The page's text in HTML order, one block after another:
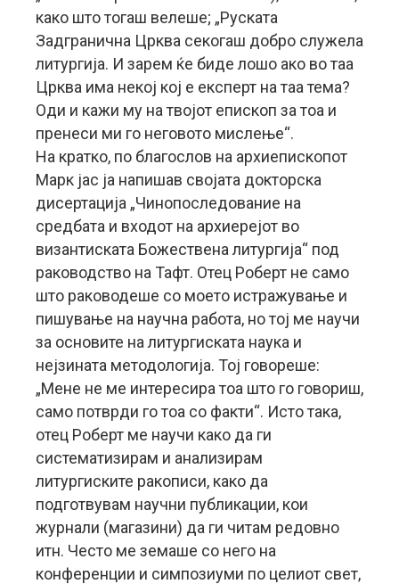
како што тогаш велеше; „Руската
Задгранична Црква секогаш добро служела
литургија. И зарем ќе биде лошо ако во таа
Црква има некој кој е експерт на таа тема?
Оди и кажи му на твојот епископ за тоа и
пренеси ми го неговото мислење“.
На кратко, по благослов на архиепископот
Марк јас ја напишав својата докторска
дисертација „Чинопоследование на
средбата и входот на архиерејот во
византиската Божествена литургија“ под
раководство на Тафт. Отец Роберт не само
што раководеше со моето истражување и
пишување на научна работа, но тој ме научи
за основите на литургиската наука и
нејзината методологија. Тој говореше:
„Мене не ме интересира тоа што го говориш,
само потврди го тоа со факти“. Исто така,
отец Роберт ме научи како да ги
систематизирам и анализирам
литургиските ракописи, како да
подготвувам научни публикации, кои
журнали (магазини) да ги читам редовно
итн. Често ме земаше со него на
конференции и симпозиуми по целиот свет,